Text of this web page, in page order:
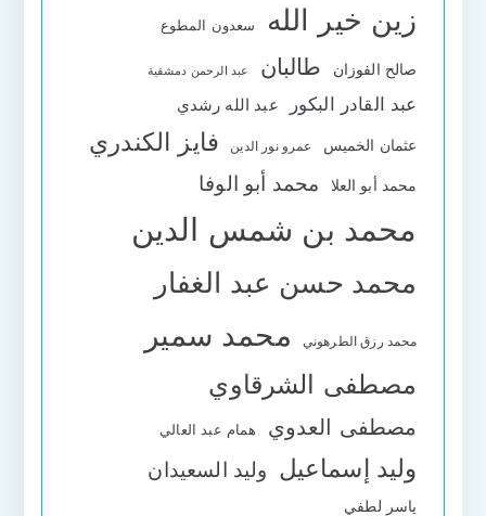
زين خير الله سعدون المطوع
صالح الفوزان طالبان عبد الرحمن دمشقية
عبد القادر البكور عبد الله رشدي
عثمان الخميس عمرو نور الدين فايز الكندري
محمد أبو العلا محمد أبو الوفا
محمد بن شمس الدين
محمد حسن عبد الغفار
محمد رزق الطرهوني محمد سمير
مصطفى الشرقاوي
مصطفى العدوي همام عبد العالي
وليد إسماعيل وليد السعيدان
ياسر لطفي